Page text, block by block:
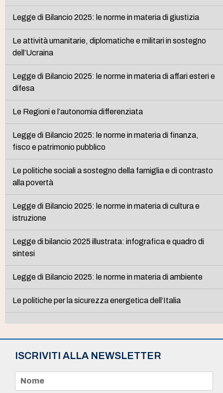
Legge di Bilancio 2025: le norme in materia di giustizia
Le attività umanitarie, diplomatiche e militari in sostegno
dell’Ucraina
Legge di Bilancio 2025: le norme in materia di affari esteri e
difesa
Le Regioni e l’autonomia differenziata
Legge di Bilancio 2025: le norme in materia di finanza,
fisco e patrimonio pubblico
Le politiche sociali a sostegno della famiglia e di contrasto
alla povertà
Legge di Bilancio 2025: le norme in materia di cultura e
istruzione
Legge di bilancio 2025 illustrata: infografica e quadro di
sintesi
Legge di Bilancio 2025: le norme in materia di ambiente
Le politiche per la sicurezza energetica dell’Italia
ISCRIVITI ALLA NEWSLETTER
m